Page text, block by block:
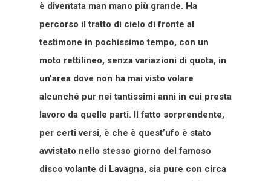
è diventata man mano più grande. Ha
percorso il tratto di cielo di fronte al
testimone in pochissimo tempo, con un
moto rettilineo, senza variazioni di quota, in
un’area dove non ha mai visto volare
alcunché pur nei tantissimi anni in cui presta
lavoro da quelle parti. Il fatto sorprendente,
per certi versi, è che è quest’ufo è stato
avvistato nello stesso giorno del famoso
disco volante di Lavagna, sia pure con circa